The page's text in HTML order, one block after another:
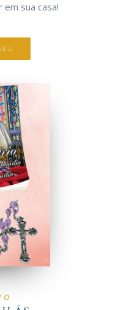
em sua casa!
o